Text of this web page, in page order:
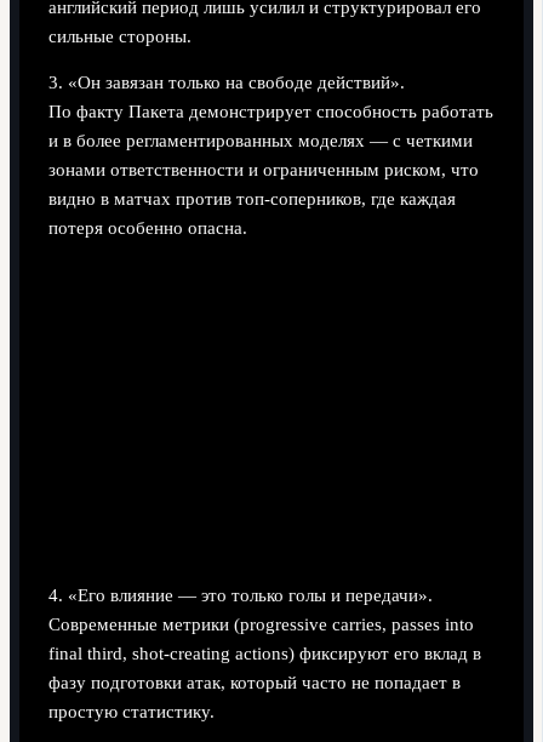
английский период лишь усилил и структурировал его
сильные стороны.
3. «Он завязан только на свободе действий».
По факту Пакета демонстрирует способность работать
и в более регламентированных моделях — с четкими
зонами ответственности и ограниченным риском, что
видно в матчах против топ-соперников, где каждая
потеря особенно опасна.
4. «Его влияние — это только голы и передачи».
Современные метрики (progressive carries, passes into
final third, shot-creating actions) фиксируют его вклад в
фазу подготовки атак, который часто не попадает в
простую статистику.